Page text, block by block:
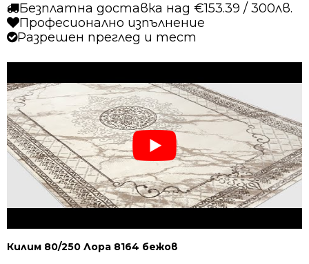
Безплатна доставка над €153.39 / 300лв.
Професионално изпълнение
Разрешен преглед и тест
Килим 80/250 Лора 8164 бежов